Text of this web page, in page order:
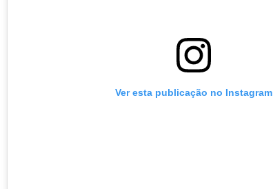
Ver esta publicação no Instagram